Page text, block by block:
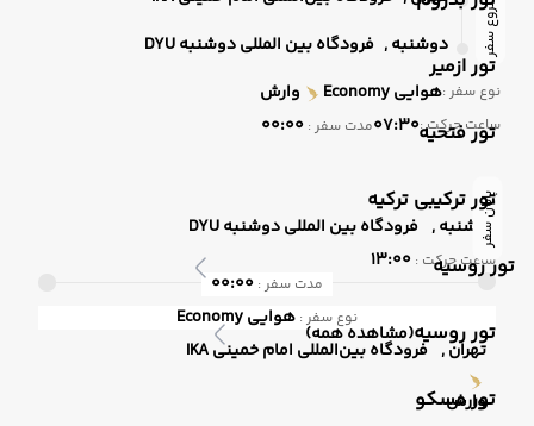
تور ازمیر
تور فتحیه
تور ترکیبی ترکیه
تور روسیه
تور روسیه(مشاهده همه)
تور مسکو
شروع سفر
دوشنبه , فرودگاه بین المللی دوشنبه DYU
نوع سفر :هوایی وارش
ساعت حرکت :07:30مدت سفر : 00:00
پایان سفر
دوشنبه , فرودگاه بین المللی دوشنبه DYU
ساعت حرکت : 13:00
مدت سفر : 00:00
نوع سفر : هوایی
تهران , فرودگاه بین‌المللی امام خمینی IKA
وارش